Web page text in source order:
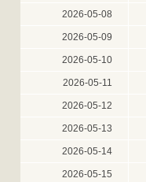
2026-05-08
2026-05-09
2026-05-10
2026-05-11
2026-05-12
2026-05-13
2026-05-14
2026-05-15